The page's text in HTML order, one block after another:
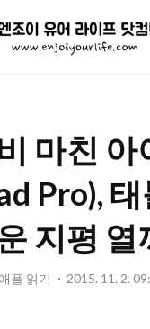
엔
조
어
라
이
프
닷
마친 아
Pro),
지평 열
플 읽기 2015. 11. 2.